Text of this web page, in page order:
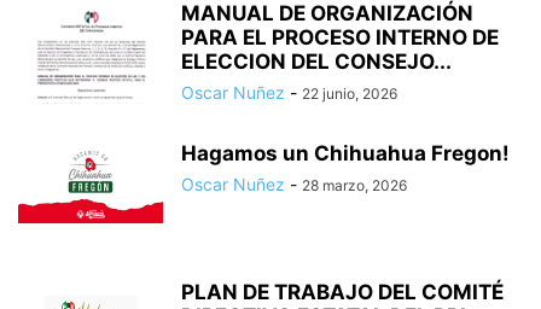
MANUAL DE ORGANIZACIÓN
PARA EL PROCESO INTERNO DE
ELECCION DEL CONSEJO...
Oscar Nuñez - 22 junio, 2026
Hagamos un Chihuahua Fregon!
Oscar Nuñez - 28 marzo, 2026
PLAN DE TRABAJO DEL COMITÉ